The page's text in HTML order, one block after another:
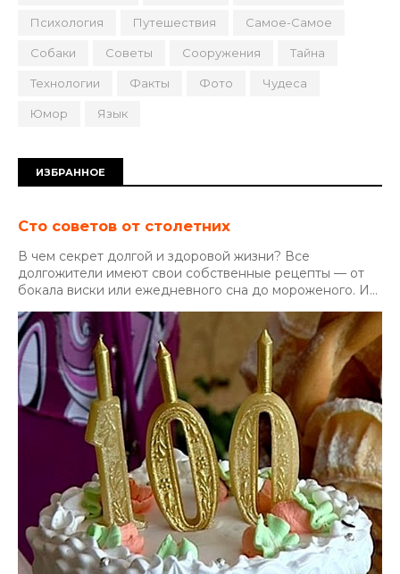
Психология Путешествия Самое-Самое
Собаки Советы Сооружения Тайна
Технологии Факты Фото Чудеса
Юмор Язык
ИЗБРАННОЕ
Сто советов от столетних
В чем секрет долгой и здоровой жизни? Все
долгожители имеют свои собственные рецепты — от
бокала виски или ежедневного сна до мороженого. И...